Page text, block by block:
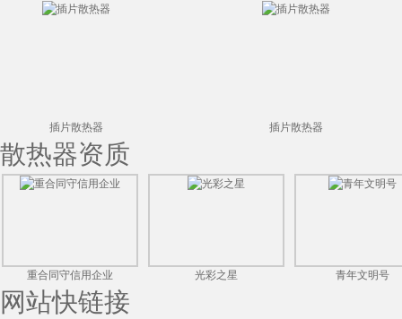
插片散热器 插片散热器
散热器资质
重合同守信用企业 光彩之星 青年文明号
网站快链接